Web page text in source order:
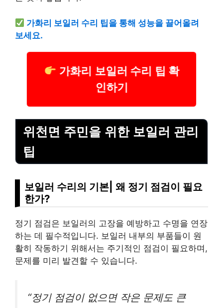
가화리 보일러 수리 팁을 통해 성능을 끌어올려
보세요.
가화리 보일러 수리 팁 확
인하기
위천면 주민을 위한 보일러 관리
팁
보일러 수리의 기본| 왜 정기 점검이 필요
한가?
정기 점검은 보일러의 고장을 예방하고 수명을 연장
하는 데 필수적입니다. 보일러 내부의 부품들이 원
활히 작동하기 위해서는 주기적인 점검이 필요하며,
문제를 미리 발견할 수 있습니다.
“정기 점검이 없으면 작은 문제도 큰